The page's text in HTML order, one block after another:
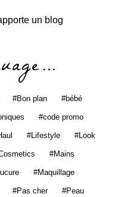
un blog
Bon plan bébé
code promo
Lifestyle Look
Mains
Maquillage
Pas cher Peau